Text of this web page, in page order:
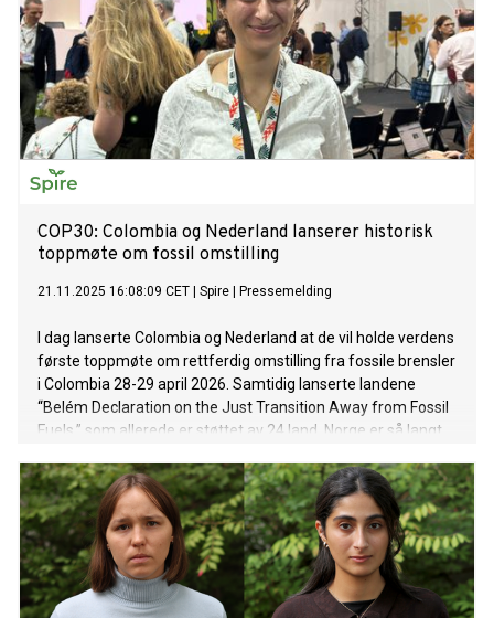
COP30: Colombia og Nederland lanserer historisk
toppmøte om fossil omstilling
21.11.2025 16:08:09 CET Spire Pressemelding
I dag lanserte Colombia og Nederland at de vil holde verdens
første toppmøte om rettferdig omstilling fra fossile brensler
i Colombia 28-29 april 2026. Samtidig lanserte landene
“Belém Declaration on the Just Transition Away from Fossil
Fuels,” som allerede er støttet av 24 land. Norge er så langt